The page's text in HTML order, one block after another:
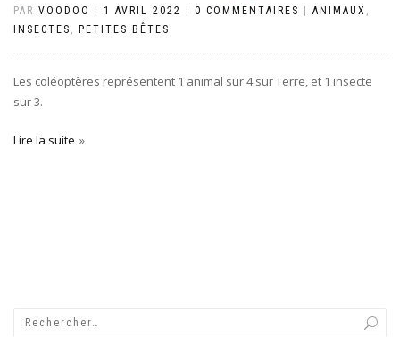
PAR VOODOO | 1 AVRIL 2022 | 0 COMMENTAIRES | ANIMAUX
INSECTES
PETITES BÊTES
Les coléoptères représentent 1 animal sur 4 sur Terre, et 1 insecte
sur 3.
Lire la suite